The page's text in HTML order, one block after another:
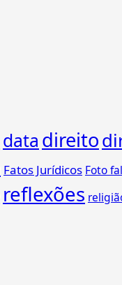
data direito
Fatos Jurídicos Foto
reflexões